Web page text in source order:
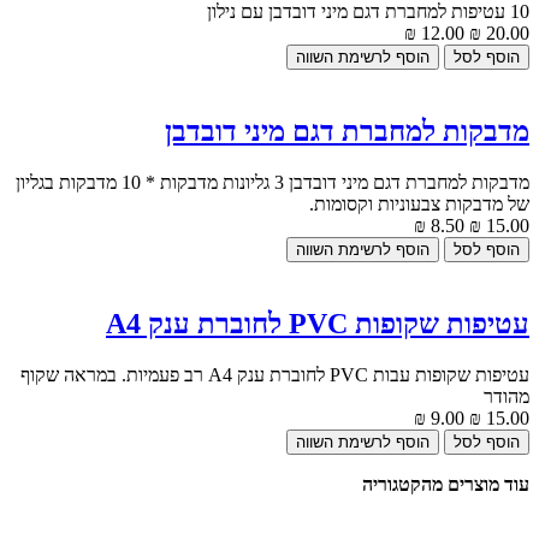
10 עטיפות למחברת דגם מיני דובדבן עם נילון
20.00 ₪
12.00 ₪
מדבקות למחברת דגם מיני דובדבן
מדבקות למחברת דגם מיני דובדבן 3 גליונות מדבקות * 10 מדבקות בגליון
של מדבקות צבעוניות וקסומות.
15.00 ₪
8.50 ₪
עטיפות שקופות PVC לחוברת ענק A4
עטיפות שקופות עבות PVC לחוברת ענק A4 רב פעמיות. במראה שקוף
מהודר
15.00 ₪
9.00 ₪
עוד מוצרים מהקטגוריה